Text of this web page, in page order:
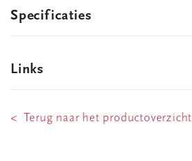
Specificaties
Links
< Terug naar het productoverzicht